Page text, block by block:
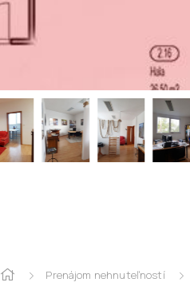
Prenájom nehnuteľností